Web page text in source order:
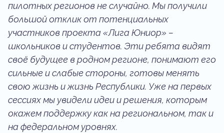
пилотных регионов не случайно. Мы получили
большой отклик от потенциальных
участников проекта «Лига Юниор» –
школьников и студентов. Эти ребята видят
своё будущее в родном регионе, понимают его
сильные и слабые стороны, готовы менять
свою жизнь и жизнь Республики. Уже на первых
сессиях мы увидели идеи и решения, которым
окажем поддержку как на региональном, так и
на федеральном уровнях.